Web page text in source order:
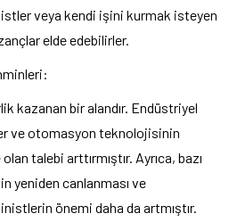
veya kendi işini kurmak isteyen
elde edebilirler.
kazanan bir alandır. Endüstriyel
ve otomasyon teknolojisinin
talebi arttırmıştır. Ayrıca, bazı
yeniden canlanması ve
önemi daha da artmıştır.